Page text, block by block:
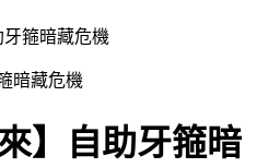
牙箍暗藏危機
】自助牙箍暗